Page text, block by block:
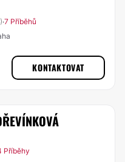
·7 Příběhů
KONTAKTOVAT
Příběhy